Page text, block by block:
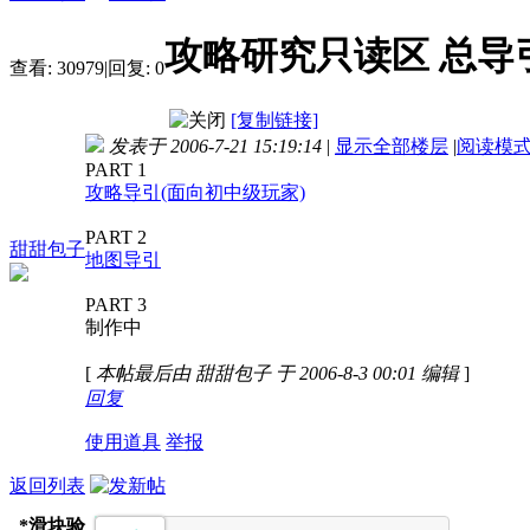
查看: 30979|回复: 0攻略研究只读区 总导
[复制链接]
甜甜包子
发表于 2006-7-21 15:19:14 | 显示全部楼层 |阅读模
PART 1
攻略导引(面向初中级玩家)
PART 2
地图导引
PART 3
制作中
[ 本帖最后由 甜甜包子 于 2006-8-3 00:01 编辑]
回复
使用道具 举报
返回列表
*滑块验